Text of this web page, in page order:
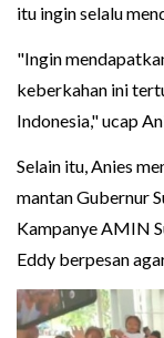
itu ingin selalu
"Ingin
keberkahan ini
Indonesia," ucap
Selain itu, Anies
mantan Gubernur
Kampanye AMIN
Eddy berpesan